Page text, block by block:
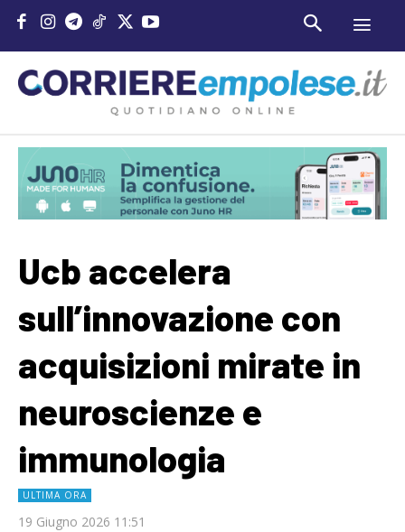
Ucb accelera
sull’innovazione con
acquisizioni mirate in
neuroscienze e
immunologia
ULTIMA ORA
19 Giugno 2026 11:51